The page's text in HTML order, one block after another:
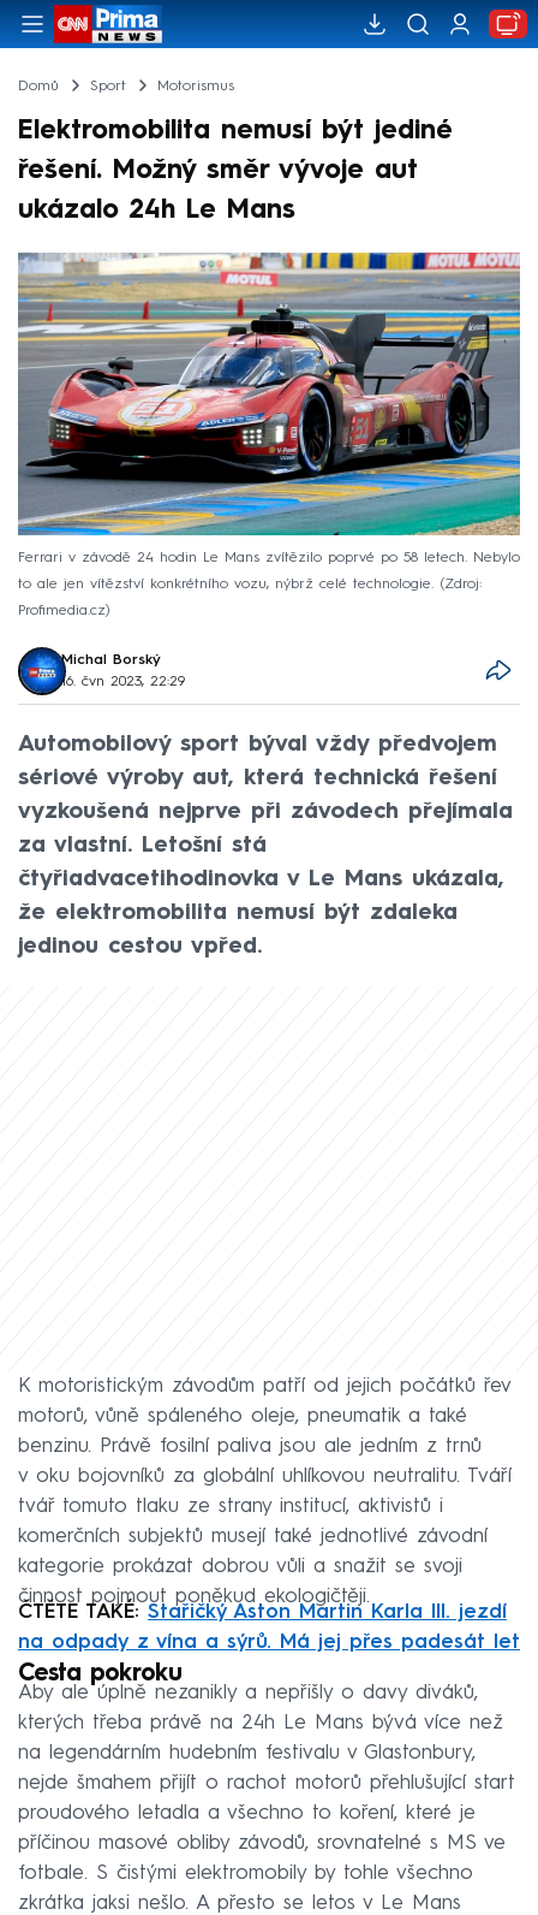
Domů Sport Motorismus
Elektromobilita nemusí být jediné
řešení. Možný směr vývoje aut
ukázalo 24h Le Mans
Ferrari v závodě 24 hodin Le Mans zvítězilo poprvé po 58 letech. Nebylo
to ale jen vítězství konkrétního vozu, nýbrž celé technologie.
Zdroj:
Profimedia.cz
Michal Borský
16. čvn 2023, 22:29
Automobilový sport býval vždy předvojem
sériové výroby aut, která technická řešení
vyzkoušená nejprve při závodech přejímala
za vlastní. Letošní stá
čtyřiadvacetihodinovka v Le Mans ukázala,
že elektromobilita nemusí být zdaleka
jedinou cestou vpřed.
K motoristickým závodům patří od jejich počátků řev
motorů, vůně spáleného oleje, pneumatik a také
benzinu. Právě fosilní paliva jsou ale jedním z trnů
v oku bojovníků za globální uhlíkovou neutralitu. Tváří
tvář tomuto tlaku ze strany institucí, aktivistů i
komerčních subjektů musejí také jednotlivé závodní
kategorie prokázat dobrou vůli a snažit se svoji
činnost pojmout poněkud ekologičtěji.
ČTĚTE TAKÉ: Stařičký Aston Martin Karla III. jezdí
na odpady z vína a sýrů. Má jej přes padesát let
Cesta pokroku
Aby ale úplně nezanikly a nepřišly o davy diváků,
kterých třeba právě na 24h Le Mans bývá více než
na legendárním hudebním festivalu v Glastonbury,
nejde šmahem přijít o rachot motorů přehlušující start
proudového letadla a všechno to koření, které je
příčinou masové obliby závodů, srovnatelné s MS ve
fotbale. S čistými elektromobily by tohle všechno
zkrátka jaksi nešlo. A přesto se letos v Le Mans